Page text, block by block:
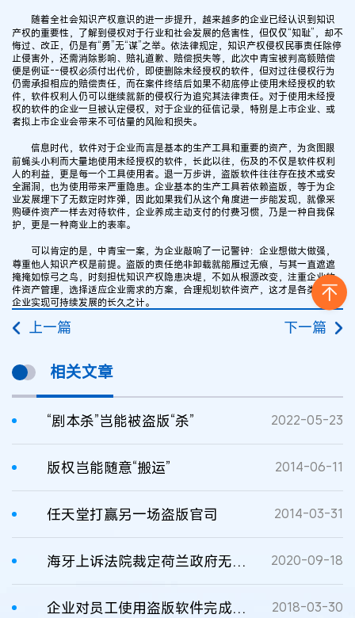
随着全社会知识产权意识的进一步提升，越来越多的企业已经认识到知识
产权的重要性，了解到侵权对于行业和社会发展的危害性，但仅仅“知耻”，却不
悔过、改正，仍是有“勇”无“谋”之举。依法律规定，知识产权侵权民事责任除停
止侵害外，还需消除影响、赔礼道歉、赔偿损失等，此次中青宝被判高额赔偿
便是例证--侵权必须付出代价，即使删除未经授权的软件，但对过往侵权行为
仍需承担相应的赔偿责任，而在案件终结后如果不彻底停止使用未经授权的软
件，软件权利人仍可以继续就新的侵权行为追究其法律责任。对于使用未经授
权的软件的企业一旦被认定侵权，对于企业的征信记录，特别是上市企业、或
者拟上市企业会带来不可估量的风险和损失。
信息时代，软件对于企业而言是基本的生产工具和重要的资产，为贪图眼
前蝇头小利而大量地使用未经授权的软件，长此以往，伤及的不仅是软件权利
人的利益，更是每一个工具使用者。退一万步讲，盗版软件往往存在技术或安
全漏洞，也为使用带来严重隐患。企业基本的生产工具若依赖盗版，等于为企
业发展埋下了无数定时炸弹，因此如果我们从这个角度进一步能发现，就像采
购硬件资产一样去对待软件，企业养成主动支付的付费习惯，乃是一种自我保
护，更是一种商业上的表率。
可以肯定的是，中青宝一案，为企业敲响了一记警钟：企业想做大做强，
尊重他人知识产权是前提。盗版的责任绝非卸载就能雁过无痕，与其一直遮遮
掩掩如惊弓之鸟，时刻担忧知识产权隐患决堤，不如从根源改变，注重企业软
件资产管理，选择适应企业需求的方案，合理规划软件资产，这才是各类规模
企业实现可持续发展的长久之计。
上一篇 下一篇
相关文章
“剧本杀”岂能被盗版“杀” 2022-05-23
版权岂能随意“搬运” 2014-06-11
任天堂打赢另一场盗版官司 2014-03-31
海牙上诉法院裁定荷兰政府无需对网络盗版承担责任 2020-09-18
企业对员工使用盗版软件完成工作任务承担法律责任 2018-03-30